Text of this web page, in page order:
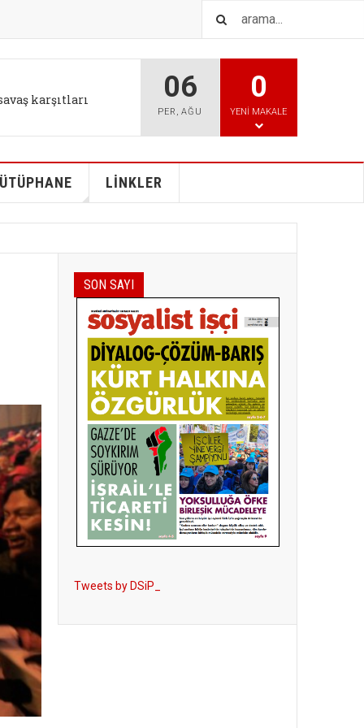
değişikliği bizi 06
PER ,AĞU
0
YENI MAKALE
LİNKLER
SON SAYI
Tweets by DSiP_